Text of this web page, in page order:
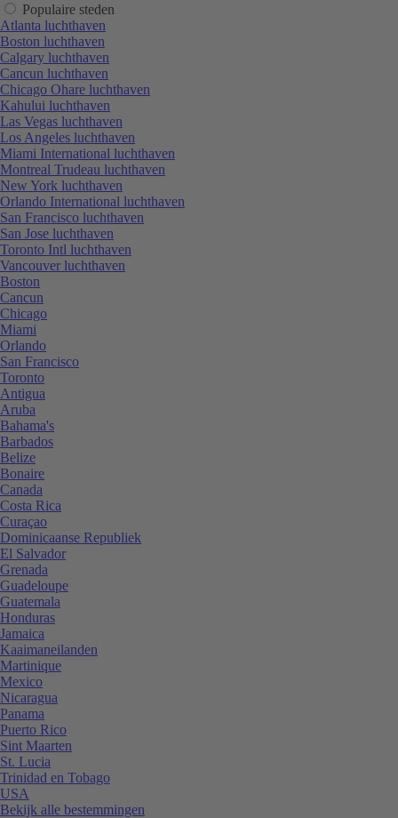
Populaire steden
Atlanta luchthaven
Boston luchthaven
Calgary luchthaven
Cancun luchthaven
Chicago Ohare luchthaven
Kahului luchthaven
Las Vegas luchthaven
Los Angeles luchthaven
Miami International luchthaven
Montreal Trudeau luchthaven
New York luchthaven
Orlando International luchthaven
San Francisco luchthaven
San Jose luchthaven
Toronto Intl luchthaven
Vancouver luchthaven
Boston
Cancun
Chicago
Miami
Orlando
San Francisco
Toronto
Antigua
Aruba
Bahama's
Barbados
Belize
Bonaire
Canada
Costa Rica
Curaçao
Dominicaanse Republiek
El Salvador
Grenada
Guadeloupe
Guatemala
Honduras
Jamaica
Kaaimaneilanden
Martinique
Mexico
Nicaragua
Panama
Puerto Rico
Sint Maarten
St. Lucia
Trinidad en Tobago
USA
Bekijk alle bestemmingen